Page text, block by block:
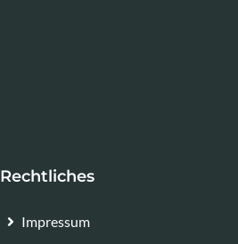
Rechtliches
Impressum